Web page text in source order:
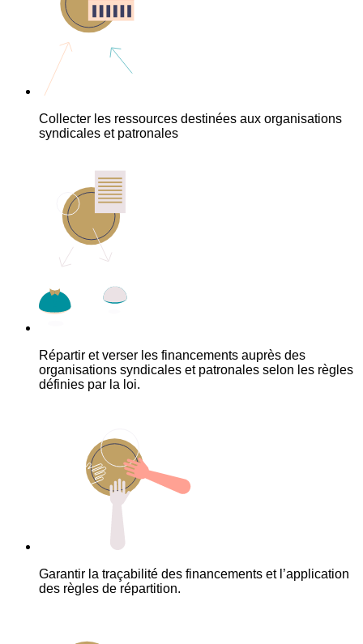
Collecter les ressources destinées aux organisations
syndicales et patronales
Répartir et verser les financements auprès des
organisations syndicales et patronales selon les règles
définies par la loi.
Garantir la traçabilité des financements et l’application
des règles de répartition.